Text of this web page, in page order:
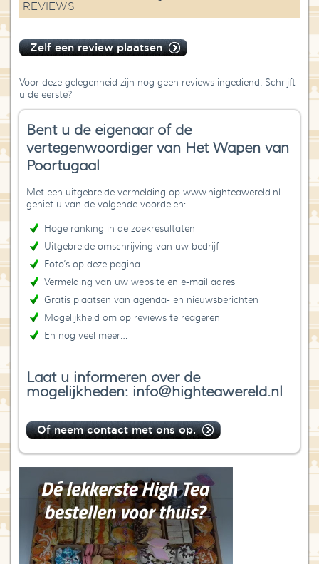
REVIEWS
Zelf een review plaatsen
Voor deze gelegenheid zijn nog geen reviews ingediend. Schrijft
u de eerste?
Bent u de eigenaar of de
vertegenwoordiger van Het Wapen van
Poortugaal
Met een uitgebreide vermelding op www.highteawereld.nl
geniet u van de volgende voordelen:
Hoge ranking in de zoekresultaten
Uitgebreide omschrijving van uw bedrijf
Foto’s op deze pagina
Vermelding van uw website en e-mail adres
Gratis plaatsen van agenda- en nieuwsberichten
Mogelijkheid om op reviews te reageren
En nog veel meer…
Laat u informeren over de
mogelijkheden: info@highteawereld.nl
Of neem contact met ons op.